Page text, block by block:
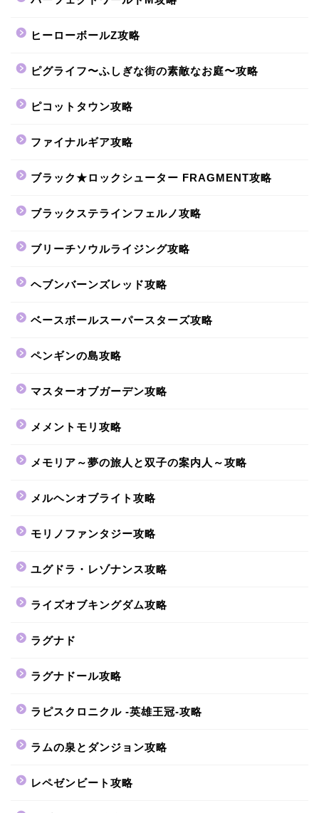
ヒーローボールZ攻略
ピグライフ〜ふしぎな街の素敵なお庭〜攻略
ピコットタウン攻略
ファイナルギア攻略
ブラック★ロックシューター FRAGMENT攻略
ブラックステラインフェルノ攻略
ブリーチソウルライジング攻略
ヘブンバーンズレッド攻略
ベースボールスーパースターズ攻略
ペンギンの島攻略
マスターオブガーデン攻略
メメントモリ攻略
メモリア～夢の旅人と双子の案内人～攻略
メルヘンオブライト攻略
モリノファンタジー攻略
ユグドラ・レゾナンス攻略
ライズオブキングダム攻略
ラグナド
ラグナドール攻略
ラピスクロニクル -英雄王冠-攻略
ラムの泉とダンジョン攻略
レペゼンビート攻略